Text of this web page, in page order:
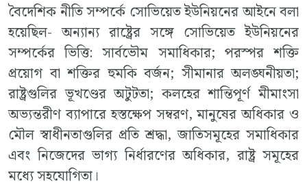
বৈদেশিক নীতি সম্পর্কে সোভিয়েত ইউনিয়নের আইনে বলা
হয়েছিল- অন্যান্য রাষ্ট্রের সঙ্গে সোভিয়েত ইউনিয়নের
সম্পর্কের ভিত্তি: সার্বভৌম সমাধিকার; পরস্পর শক্তি
প্রয়োগ বা শক্তির হুমকি বর্জন; সীমানার অলঙ্ঘনীয়তা;
রাষ্ট্রগুলির ভূখণ্ডের অটুটতা; কলহের শান্তিপূর্ণ মীমাংসা
অভ্যন্তরীণ ব্যাপারে হস্তক্ষেপ সম্বরণ, মানুষের অধিকার ও
মৌল স্বাধীনতাগুলির প্রতি শ্রদ্ধা, জাতিসমূহের সমাধিকার
এবং নিজেদের ভাগ্য নির্ধারণের অধিকার, রাষ্ট্র সমূহের
মধ্যে সহযোগিতা।